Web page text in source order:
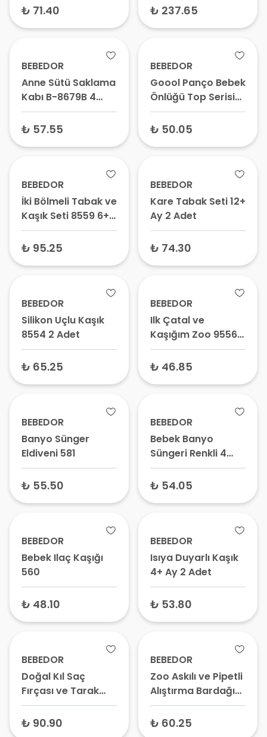
₺ 71.40 ₺ 237.65
BEBEDOR
Anne Sütü Saklama
Kabı B-8679B 4
Adet 125 ml
₺ 57.55
BEBEDOR
Goool Panço Bebek
Önlüğü Top Serisi
6279
₺ 50.05
BEBEDOR
İki Bölmeli Tabak ve
Kaşık Seti 8559 6+
Ay
₺ 95.25
BEBEDOR
Kare Tabak Seti 12+
Ay 2 Adet
₺ 74.30
BEBEDOR
Silikon Uçlu Kaşık
8554 2 Adet
₺ 65.25
BEBEDOR
Ilk Çatal ve
Kaşığım Zoo 9556
6+ Ay
₺ 46.85
BEBEDOR
Banyo Sünger
Eldiveni 581
₺ 55.50
BEBEDOR
Bebek Banyo
Süngeri Renkli 4
Adet
₺ 54.05
BEBEDOR
Bebek Ilaç Kaşığı
560
₺ 48.10
BEBEDOR
Isıya Duyarlı Kaşık
4+ Ay 2 Adet
₺ 53.80
BEBEDOR
Doğal Kıl Saç
Fırçası ve Tarak
Seti
₺ 90.90
BEBEDOR
Zoo Askılı ve Pipetli
Alıştırma Bardağı
9507 Tekli
₺ 60.25